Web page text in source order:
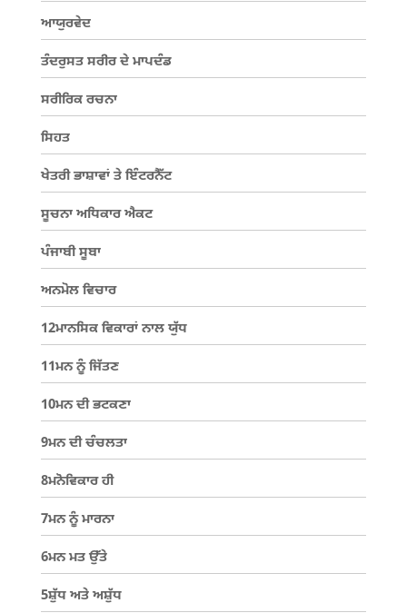
ਆਯੁਰਵੇਦ
ਤੰਦਰੁਸਤ ਸਰੀਰ ਦੇ ਮਾਪਦੰਡ
ਸਰੀਰਿਕ ਰਚਨਾ
ਸਿਹਤ
ਖੇਤਰੀ ਭਾਸ਼ਾਵਾਂ ਤੇ ਇੰਟਰਨੈੱਟ
ਸੂਚਨਾ ਅਧਿਕਾਰ ਐਕਟ
ਪੰਜਾਬੀ ਸੂਬਾ
ਅਨਮੋਲ ਵਿਚਾਰ
12ਮਾਨਸਿਕ ਵਿਕਾਰਾਂ ਨਾਲ ਯੁੱਧ
11ਮਨ ਨੂੰ ਜਿੱਤਣ
10ਮਨ ਦੀ ਭਟਕਣਾ
9ਮਨ ਦੀ ਚੰਚਲਤਾ
8ਮਨੋਵਿਕਾਰ ਹੀ
7ਮਨ ਨੂੰ ਮਾਰਨਾ
6ਮਨ ਮਤ ਉੱਤੇ
5ਸ਼ੁੱਧ ਅਤੇ ਅਸ਼ੁੱਧ